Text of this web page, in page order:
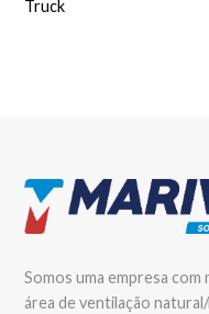
Truck
Somos uma empresa com
área de ventilação